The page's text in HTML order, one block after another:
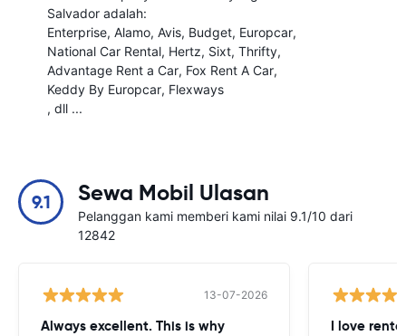
Salvador adalah:
Enterprise Alamo Avis Budget Europcar
National Car Rental Hertz Sixt Thrifty
Advantage Rent a Car Fox Rent A Car
Keddy By Europcar Flexways
, dll ...
9.1 Sewa Mobil Ulasan
Pelanggan kami memberi kami nilai 9.1/10 dari
12842
13-07-2026
Always excellent. This is why I love